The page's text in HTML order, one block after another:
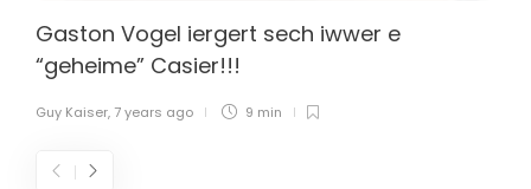
Gaston Vogel iergert sech iwwer e
“geheime” Casier!!!
Guy Kaiser, 7 years ago 9 min